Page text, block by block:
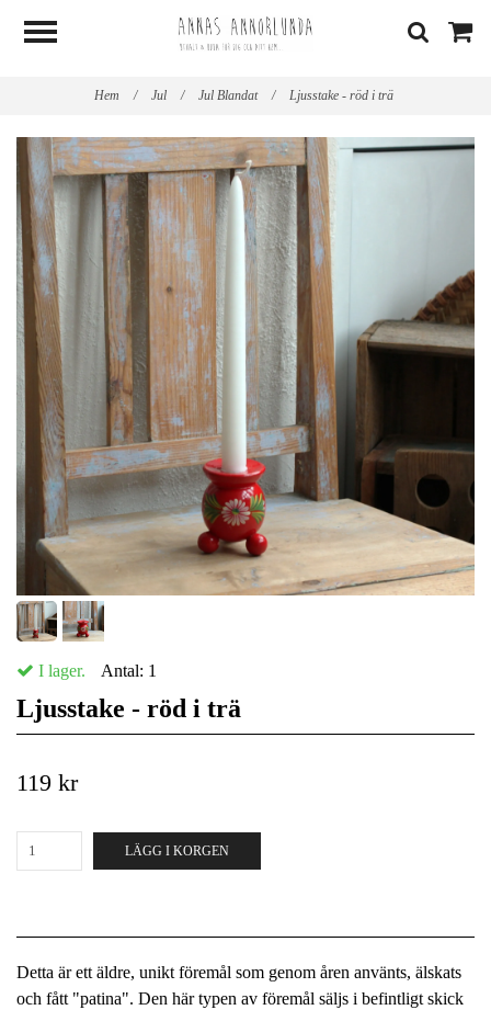
Hem / Jul / Jul Blandat / Ljusstake - röd i trä
I lager. Antal: 1
Ljusstake - röd i trä
119 kr
LÄGG I KORGEN
Detta är ett äldre, unikt föremål som genom åren använts, älskats
och fått "patina". Den här typen av föremål säljs i befintligt skick